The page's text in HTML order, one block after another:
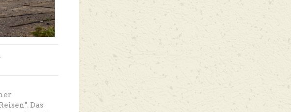
Das